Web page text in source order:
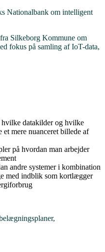
Nationalbank om intelligent
Silkeborg Kommune om
fokus på samling af IoT-data,
datakilder og hvilke
et mere nuanceret billede af
på hvordan man arbejder
andre systemer i kombination
med indblik som kortlægger